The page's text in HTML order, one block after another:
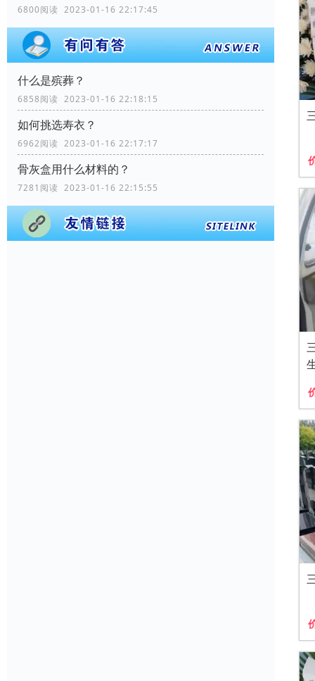
6800阅读 2023-01-16 22:17:45
什么是殡葬？
6858阅读 2023-01-16 22:18:15
如何挑选寿衣？
6962阅读 2023-01-16 22:17:17
骨灰盒用什么材料的？
7281阅读 2023-01-16 22:15:55